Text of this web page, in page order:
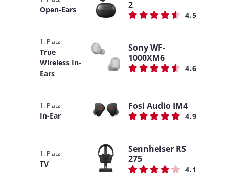
Open-Ears
2
4.5
1. Platz
True
Wireless In-
Ears
Sony WF-
1000XM6
4.6
1. Platz
In-Ear
Fosi Audio IM4
4.9
1. Platz
TV
Sennheiser RS
275
4.1